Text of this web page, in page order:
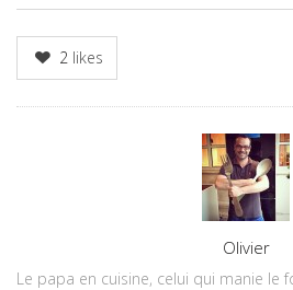
2 likes
Olivier
Le papa en cuisine, celui qui manie le